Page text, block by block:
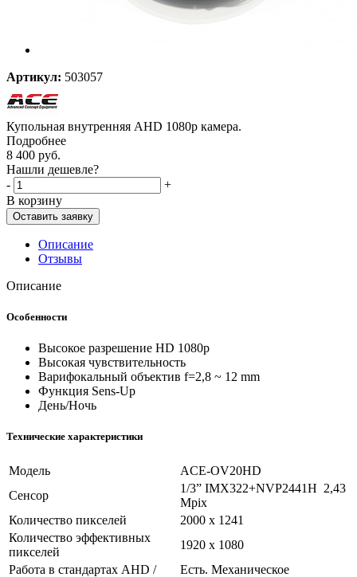
Артикул: 503057
Купольная внутренняя AHD 1080p камера.
Подробнее
8 400 руб.
Нашли дешевле?
-
+
В корзину
Оставить заявку
Описание
Отзывы
Описание
Особенности
Высокое разрешение HD 1080p
Высокая чувствительность
Варифокальный объектив f=2,8 ~ 12 mm
Функция Sens-Up
День/Ночь
Технические характеристики
Модель
ACE-OV20HD
Сенсор
1/3” IMX322+NVP2441H 2,43
Mpix
Количество пикселей
2000 х 1241
Количество эффективных
пикселей
1920 х 1080
Работа в стандартах AHD /
Есть. Механическое